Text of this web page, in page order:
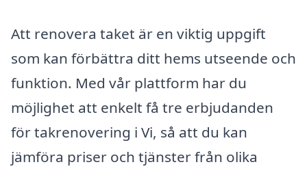
Att renovera taket är en viktig uppgift
som kan förbättra ditt hems utseende och
funktion. Med vår plattform har du
möjlighet att enkelt få tre erbjudanden
för takrenovering i Vi, så att du kan
jämföra priser och tjänster från olika